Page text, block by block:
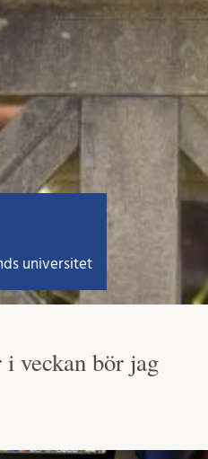
universitet
veckan bör jag